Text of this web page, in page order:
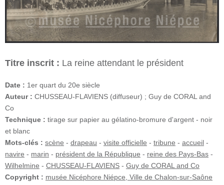
Titre inscrit : La reine attendant le président
Date : 1er quart du 20e siècle
Auteur : CHUSSEAU-FLAVIENS (diffuseur) ; Guy de CORAL and
Co
Technique : tirage sur papier au gélatino-bromure d'argent - noir
et blanc
Mots-clés : scène - drapeau - visite officielle - tribune - accueil -
navire - marin - président de la République - reine des Pays-Bas -
Wilhelmine - CHUSSEAU-FLAVIENS - Guy de CORAL and Co
Copyright : musée Nicéphore Niépce, Ville de Chalon-sur-Saône